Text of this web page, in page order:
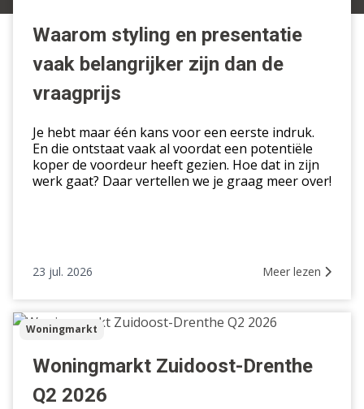
en
presentatie
belangrijker
zijn
vraagprijs
Waarom styling en presentatie
vaak belangrijker zijn dan de
vraagprijs
Je hebt maar één kans voor een eerste indruk.
En die ontstaat vaak al voordat een potentiële
koper de voordeur heeft gezien. Hoe dat in zijn
werk gaat? Daar vertellen we je graag meer over!
23 jul. 2026 Meer lezen
Woningmarkt
Zuidoost-
Drenthe
2026
Woningmarkt
Woningmarkt Zuidoost-Drenthe
Q2 2026